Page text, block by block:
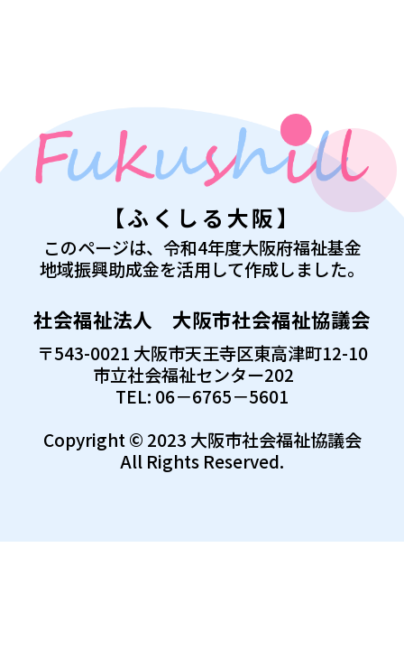
【ふくしる大阪】
このページは、令和4年度大阪府福祉基金
地域振興助成金を活用して作成しました。
社会福祉法人 大阪市社会福祉協議会
〒543-0021 大阪市天王寺区東高津町12-10
市立社会福祉センター202
TEL: 06－6765－5601
Copyright © 2023 大阪市社会福祉協議会
All Rights Reserved.